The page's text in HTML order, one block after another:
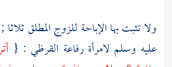
ولا تثبت بها الإباحة للزوج المطلق
عليه وسلم لامرأةرفاعة القرظي : {